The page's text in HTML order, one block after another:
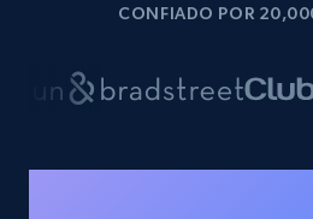
CONFIADO POR